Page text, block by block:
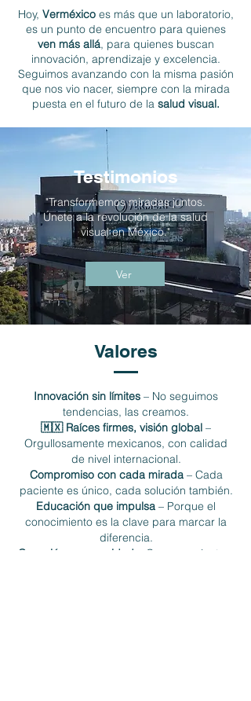
Hoy, Verméxico es más que un laboratorio,
es un punto de encuentro para quienes
ven más allá, para quienes buscan
innovación, aprendizaje y excelencia.
Seguimos avanzando con la misma pasión
que nos vio nacer, siempre con la mirada
puesta en el futuro de la salud visual.
Testimonios
"Transformemos miradas juntos.
Únete a la revolución de la salud
visual en México."
Ver
Valores
Innovación sin límites – No seguimos
tendencias, las creamos.
🇲🇽 Raíces firmes, visión global –
Orgullosamente mexicanos, con calidad
de nivel internacional.
Compromiso con cada mirada– Cada
paciente es único, cada solución también.
Educación que impulsa – Porque el
conocimiento es la clave para marcar la
diferencia.
Conexión y comunidad – Crecemos juntos,